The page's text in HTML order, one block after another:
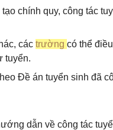
chính quy, công tác
các trường có thể
tuyển.
Đề án tuyển sinh đã
dẫn về công tác